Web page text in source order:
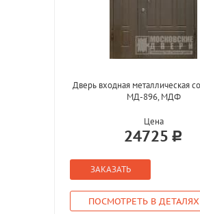
Дверь входная металлическая
МД-896, МДФ
Цена
24725
ЗАКАЗАТЬ
ПОСМОТРЕТЬ В ДЕТАЛЯХ